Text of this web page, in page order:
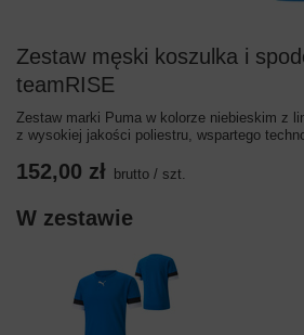
Zestaw męski koszulka i
teamRISE
Zestaw marki Puma w kolorze niebieskim z
z wysokiej jakości poliestru, wspartego
152,00 zł brutto / szt.
W zestawie